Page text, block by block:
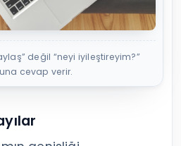
değil “neyi iyileştireyim?”
cevap verir.